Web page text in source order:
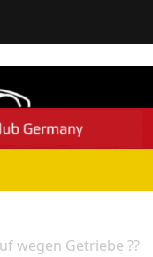
wegen Getriebe ??